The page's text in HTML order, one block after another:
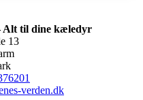
Alt til dine kæledyr
13
verden.dk